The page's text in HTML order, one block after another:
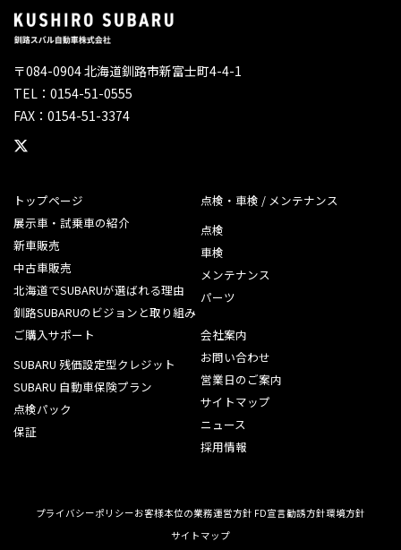
〒084-0904 北海道釧路市新富士町4-4-1
TEL：0154-51-0555
FAX：0154-51-3374
トップページ
展示車・試乗車の紹介
新車販売
中古車販売
北海道でSUBARUが選ばれる理由
釧路SUBARUのビジョンと取り組み
点検・車検 / メンテナンス
点検
車検
メンテナンス
パーツ
ご購入サポート
SUBARU 残価設定型クレジット
SUBARU 自動車保険プラン
点検パック
保証
会社案内
お問い合わせ
営業日のご案内
サイトマップ
ニュース
採用情報
プライバシーポリシーお客様本位の業務運営方針 FD宣言勧誘方針環境方針
サイトマップ